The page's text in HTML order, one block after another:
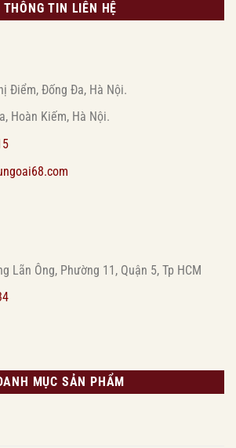
THÔNG TIN LIÊN HỆ
Điểm, Đống Đa, Hà Nội.
Hoàn Kiếm, Hà Nội.
Lãn Ông, Phường 11, Quận 5, Tp HCM
MỤC SẢN PHẨM